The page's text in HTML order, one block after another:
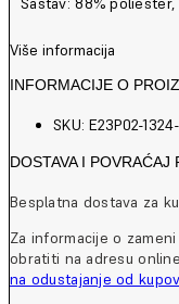
Više informacija
INFORMACIJE O
SKU: E23P02-
DOSTAVA I POVRAĆAJ
Besplatna dostava za
Za informacije o
obratiti na adresu
na odustajanje od